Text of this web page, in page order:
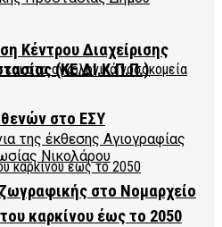
στο ΕΣΥ
καρκίνου έως το 2050
Κέντρου Διαχείρισης
(ΚΕ.ΔΙ.Κ.Π.Π.)
στο Νομαρχείο